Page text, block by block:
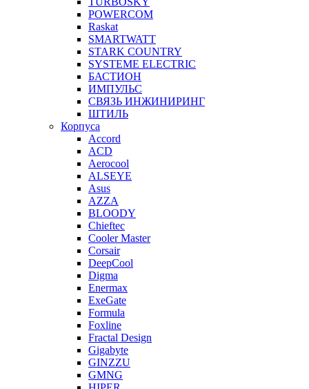
POWERCOM
Raskat
SMARTWATT
STARK COUNTRY
SYSTEME ELECTRIC
БАСТИОН
ИМПУЛЬС
СВЯЗЬ ИНЖИНИРИНГ
ШТИЛЬ
Корпуса
Accord
ACD
Aerocool
ALSEYE
Asus
AZZA
BLOODY
Chieftec
Cooler Master
Corsair
DeepCool
Digma
Enermax
ExeGate
Formula
Foxline
Fractal Design
Gigabyte
GINZZU
GMNG